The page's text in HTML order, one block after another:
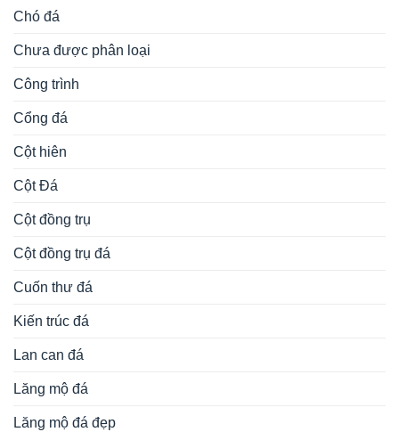
Chó đá
Chưa được phân loại
Công trình
Cổng đá
Cột hiên
Cột Đá
Cột đồng trụ
Cột đồng trụ đá
Cuốn thư đá
Kiến trúc đá
Lan can đá
Lăng mộ đá
Lăng mộ đá đẹp